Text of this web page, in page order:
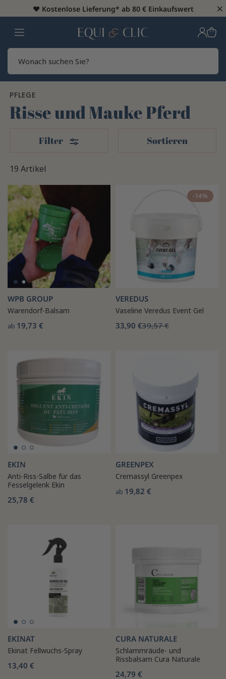
♥️ Kostenlose Lieferung* ab 80 € Einkaufswert ×
Heim
PFLEGE
Risse und Mauke Pferd
19 Artikel
Filter Filter Sortieren
WPB GROUP
Warendorf-Balsam
ab 19,73 €
-14%
VEREDUS
Vaseline Veredus Event Gel
33,90 €39,57 €
EKIN
Anti-Riss-Salbe für das
Fesselgelenk Ekin
25,78 €
GREENPEX
Cremassyl Greenpex
ab 19,82 €
EKINAT
Ekinat Fellwuchs-Spray
13,40 €
CURA NATURALE
Schlammräude- und
Rissbalsam Cura Naturale
24,79 €